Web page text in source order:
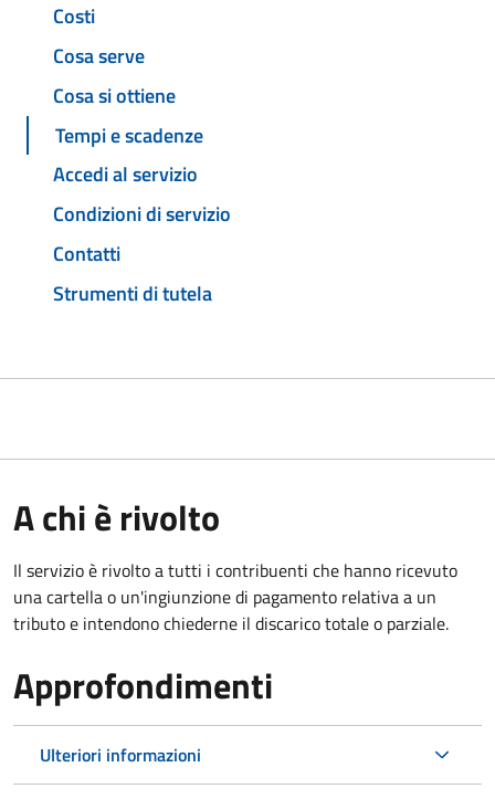
Costi
Cosa serve
Cosa si ottiene
Tempi e scadenze
Accedi al servizio
Condizioni di servizio
Contatti
Strumenti di tutela
A chi è rivolto
Il servizio è rivolto a tutti i contribuenti che hanno ricevuto
una cartella o un'ingiunzione di pagamento relativa a un
tributo e intendono chiederne il discarico totale o parziale.
Approfondimenti
Ulteriori informazioni